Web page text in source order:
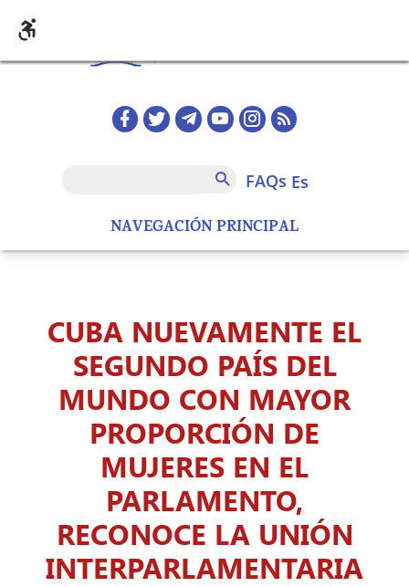
NAVEGACIÓN PRINCIPAL
Redes sociales home
FAQs
FAQs es
CUBA NUEVAMENTE EL
SEGUNDO PAÍS DEL
MUNDO CON MAYOR
PROPORCIÓN DE
MUJERES EN EL
PARLAMENTO,
RECONOCE LA UNIÓN
INTERPARLAMENTARIA